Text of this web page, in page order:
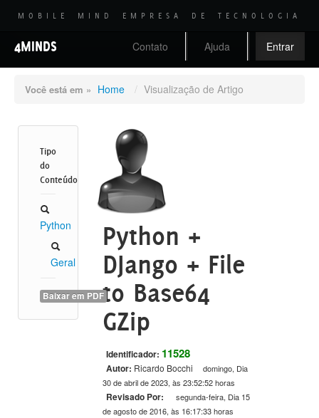
MOBILE MIND EMPRESA DE TECNOLOGIA
4MINDS Contato Ajuda Entrar
Você está em » Home / Visualização de Artigo
Tipo
do
Conteúdo
Python
Geral
Baixar em PDF
Python +
DJango + File
to Base64
GZip
Identificador: 11528
Autor: Ricardo Bocchi
domingo, Dia
30 de abril de 2023, às 23:52:52 horas
Revisado Por:
segunda-feira, Dia 15
de agosto de 2016, às 16:17:33 horas